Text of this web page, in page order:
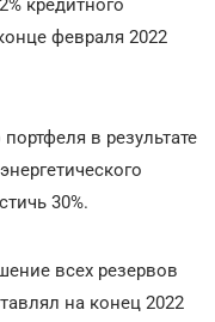
кредитного
февраля 2022
в результате
30%.
всех резервов
на конец 2022